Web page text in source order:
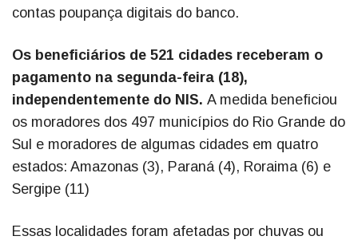
contas poupança digitais do banco.
Os beneficiários de 521 cidades receberam o
pagamento na segunda-feira (18),
independentemente do NIS. A medida beneficiou
os moradores dos 497 municípios do Rio Grande do
Sul e moradores de algumas cidades em quatro
estados: Amazonas (3), Paraná (4), Roraima (6) e
Sergipe (11)
Essas localidades foram afetadas por chuvas ou